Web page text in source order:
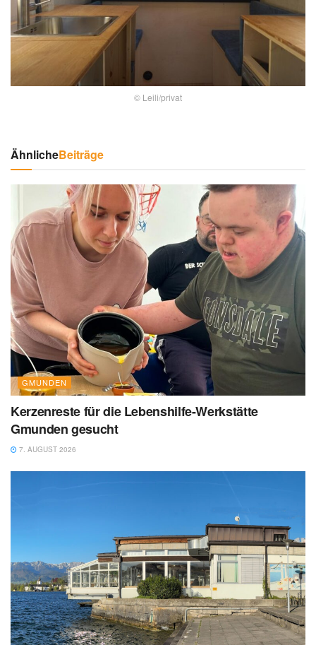
© Leili/privat
ÄhnlicheBeiträge
GMUNDEN
Kerzenreste für die Lebenshilfe-Werkstätte
Gmunden gesucht
7. AUGUST 2026